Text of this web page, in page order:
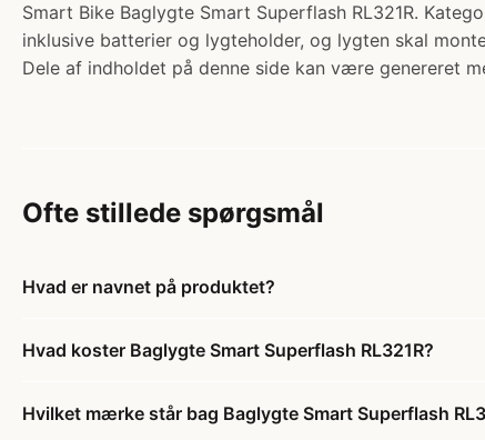
Smart Bike Baglygte Smart Superflash RL321R.
inklusive batterier og lygteholder, og lygten skal
Dele af indholdet på denne side kan være genereret
Ofte stillede spørgsmål
Hvad er navnet på produktet?
Hvad koster Baglygte Smart Superflash RL321R?
Hvilket mærke står bag Baglygte Smart Superflash